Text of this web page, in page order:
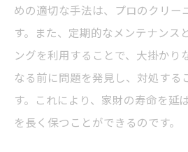
めの適切な手法は、プロのクリー
す。また、定期的なメンテナンス
ングを利用することで、大掛かり
なる前に問題を発見し、対処する
す。これにより、家財の寿命を延
を長く保つことができるのです。